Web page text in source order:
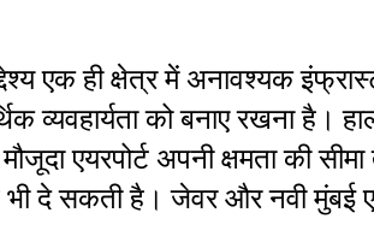
एक ही क्षेत्र में अनावश्यक
व्यवहार्यता को बनाए रखना है।
एयरपोर्ट अपनी क्षमता की
दे सकती है। जेवर और नवी मुंबई